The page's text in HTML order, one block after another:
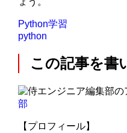
Python学習
python
この記事を書
部
【プロフィール】